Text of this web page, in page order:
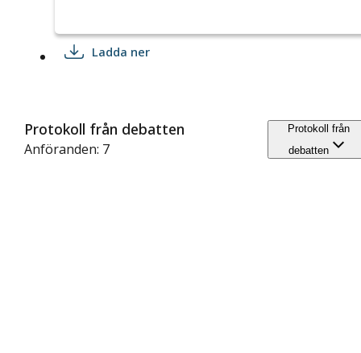
Ladda ner
Protokoll från debatten
Anföranden: 7
Protokoll från
debatten